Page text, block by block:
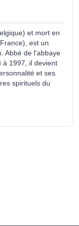
et mort en
est un
Abbé de l'abbaye
à 1997, il devient
et ses
spirituels du